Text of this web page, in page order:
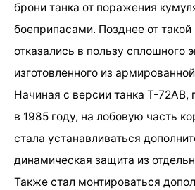
брони танка от поражения
боеприпасами. Позднее от такой
отказались в пользу сплошного
изготовленного из
Начиная с версии танка Т-
в 1985 году, на лобовую часть
стала устанавливаться
динамическая защита из
Также стал монтироваться